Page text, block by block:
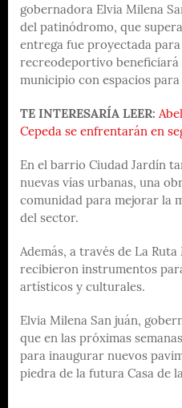
gobernadora Elvia Milena
del patinódromo, que
entrega fue proyectada
recreodeportivo beneficiará
municipio con espacios
TE INTERESARÍA LEER:
Cepeda se enfrentarán en
En el barrio Ciudad Jardín
nuevas vías urbanas, una
comunidad para mejorar la
del sector.
Además, a través de La
recibieron instrumentos
artísticos y culturales.
Elvia Milena San juán,
que en las próximas
para inaugurar nuevos
piedra de la futura Casa de